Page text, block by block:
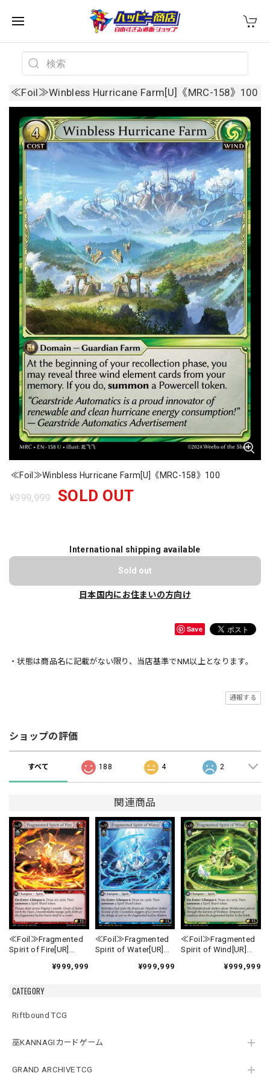
CATEGORY
Riftbound TCG
巫KANNAGIカードゲーム
GRAND ARCHIVE TCG
≪Foil≫Winbless Hurricane Farm[U]《MRC-158》100
≪Foil≫Winbless Hurricane Farm[U]《MRC-158》100
¥999,999 SOLD OUT
International shipping available
Sold out
日本国内にお住まいの方向け
Save
・状態は商品名に記載がない限り、当店基準でNM以上となります。
通報する
ショップの評価
すべて 188 4 2
関連商品
≪Foil≫Fragmented
Spirit of Fire[UR]
¥999,999
≪Foil≫Fragmented
Spirit of Water[UR]
¥999,999
≪Foil≫Fragmented
Spirit of Wind[UR]
¥999,999